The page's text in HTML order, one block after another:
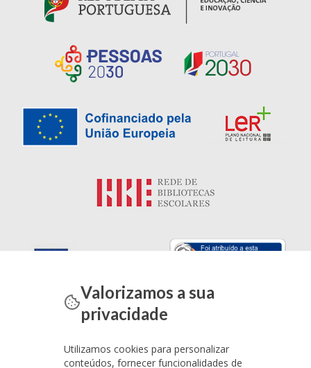
Valorizamos a sua
privacidade
Utilizamos cookies para personalizar
conteúdos, fornecer funcionalidades de